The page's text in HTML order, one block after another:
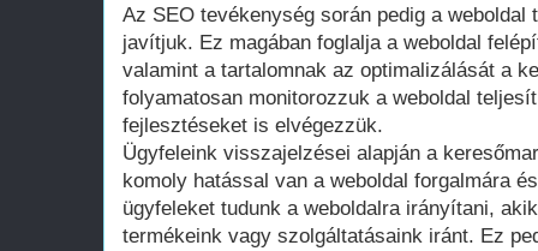
Az SEO tevékenység során pedig a
javítjuk. Ez magában foglalja a weboldal
valamint a tartalomnak az optimalizálását a
folyamatosan monitorozzuk a weboldal
fejlesztéseket is elvégezzük.
Ügyfeleink visszajelzései alapján a
komoly hatással van a weboldal forgalmára
ügyfeleket tudunk a weboldalra irányítani,
termékeink vagy szolgáltatásaink iránt. Ez